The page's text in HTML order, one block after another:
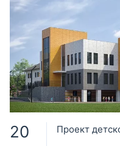
20 Проект